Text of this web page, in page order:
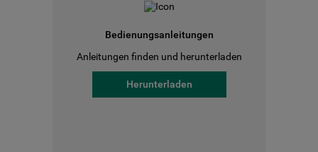
Bedienungsanleitungen
Anleitungen finden und herunterladen
Herunterladen